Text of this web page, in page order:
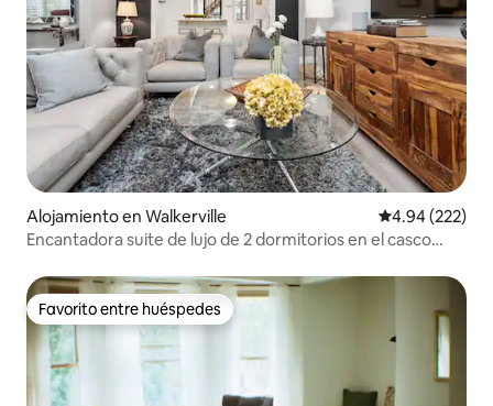
Alojamiento en Walkerville Calificación
4.94 (222)
Encantadora suite de lujo de 2 dormitorios en el casco
Favorito entre huéspedes
Favorito entre huéspedes